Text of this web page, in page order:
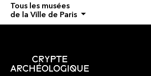
Tous les musées
de la Ville de Paris